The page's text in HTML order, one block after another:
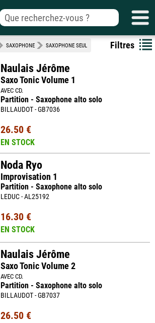
SAXOPHONE SAXOPHONE SEUL Filtres
Naulais Jérôme
Saxo Tonic Volume 1
AVEC CD.
Partition - Saxophone alto solo
BILLAUDOT - GB7036
26.50 €
EN STOCK
Noda Ryo
Improvisation 1
Partition - Saxophone alto solo
LEDUC - AL25192
16.30 €
EN STOCK
Naulais Jérôme
Saxo Tonic Volume 2
AVEC CD.
Partition - Saxophone alto solo
BILLAUDOT - GB7037
26.50 €